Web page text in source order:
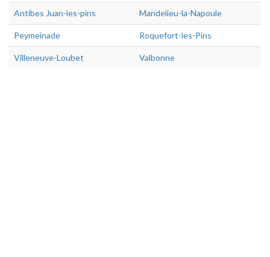
Antibes Juan-les-pins Mandelieu-la-Napoule
Peymeinade Roquefort-les-Pins
Villeneuve-Loubet Valbonne